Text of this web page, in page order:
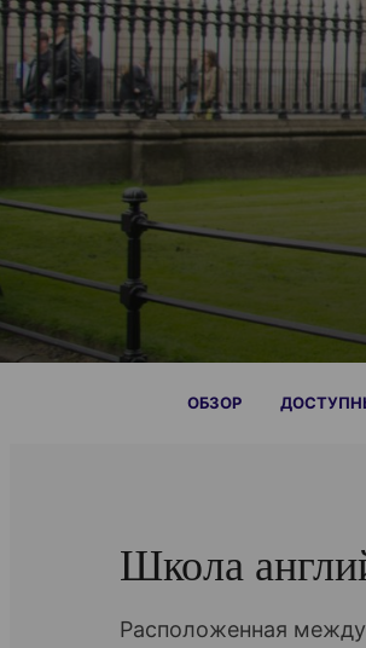
ОБЗОР
Школа
Расположенная